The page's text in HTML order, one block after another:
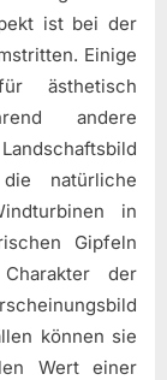
ist bei der
Einige
ästhetisch
andere
natürliche
in
Gipfeln
der
können sie
Wert einer